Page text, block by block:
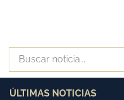
ÚLTIMAS NOTICIAS